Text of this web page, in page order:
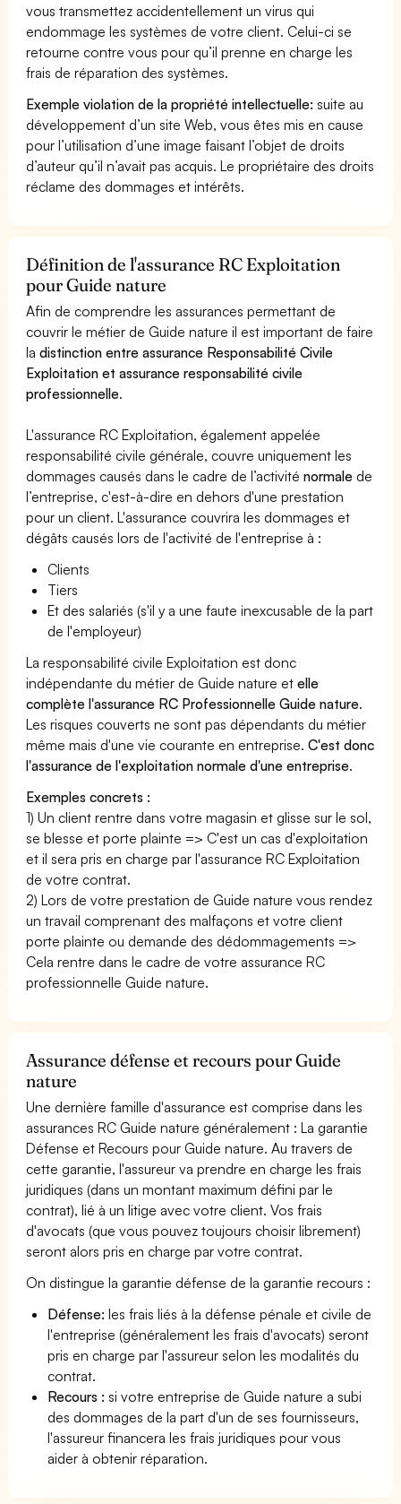
vous transmettez accidentellement un virus qui
endommage les systèmes de votre client. Celui-ci se
retourne contre vous pour qu’il prenne en charge les
frais de réparation des systèmes.
Exemple violation de la propriété intellectuelle: suite au
développement d’un site Web, vous êtes mis en cause
pour l’utilisation d’une image faisant l’objet de droits
d’auteur qu’il n’avait pas acquis. Le propriétaire des droits
réclame des dommages et intérêts.
Définition de l'assurance RC Exploitation
pour Guide nature
Afin de comprendre les assurances permettant de
couvrir le métier de Guide nature il est important de faire
ladistinction entre assurance Responsabilité Civile
Exploitation et assurance responsabilité civile
professionnelle.
L'assurance RC Exploitation, également appelée
responsabilité civile générale, couvre uniquement les
dommages causés dans le cadre de l’activiténormale de
l’entreprise, c'est-à-dire en dehors d'une prestation
pour un client. L'assurance couvrira les dommages et
dégâts causés lors de l'activité de l'entreprise à :
Clients
Tiers
Et des salariés (s'il y a une faute inexcusable de la part
de l'employeur)
La responsabilité civile Exploitation est donc
indépendante du métier de Guide nature etelle
complète l'assurance RC Professionnelle Guide nature.
Les risques couverts ne sont pas dépendants du métier
même mais d'une vie courante en entreprise.C'est donc
l'assurance de l'exploitation normale d'une entreprise.
Exemples concrets :
1) Un client rentre dans votre magasin et glisse sur le sol,
se blesse et porte plainte => C'est un cas d'exploitation
et il sera pris en charge par l'assurance RC Exploitation
de votre contrat.
2) Lors de votre prestation de Guide nature vous rendez
un travail comprenant des malfaçons et votre client
porte plainte ou demande des dédommagements =>
Cela rentre dans le cadre de votre assurance RC
professionnelle Guide nature.
Assurance défense et recours pour Guide
nature
Une dernière famille d'assurance est comprise dans les
assurances RC Guide nature généralement : La garantie
Défense et Recours pour Guide nature. Au travers de
cette garantie, l'assureur va prendre en charge les frais
juridiques (dans un montant maximum défini par le
contrat), lié à un litige avec votre client. Vos frais
d'avocats (que vous pouvez toujours choisir librement)
seront alors pris en charge par votre contrat.
On distingue la garantie défense de la garantie recours :
Défense: les frais liés à la défense pénale et civile de
l'entreprise (généralement les frais d'avocats) seront
pris en charge par l'assureur selon les modalités du
contrat.
Recours : si votre entreprise de Guide nature a subi
des dommages de la part d'un de ses fournisseurs,
l'assureur financera les frais juridiques pour vous
aider à obtenir réparation.